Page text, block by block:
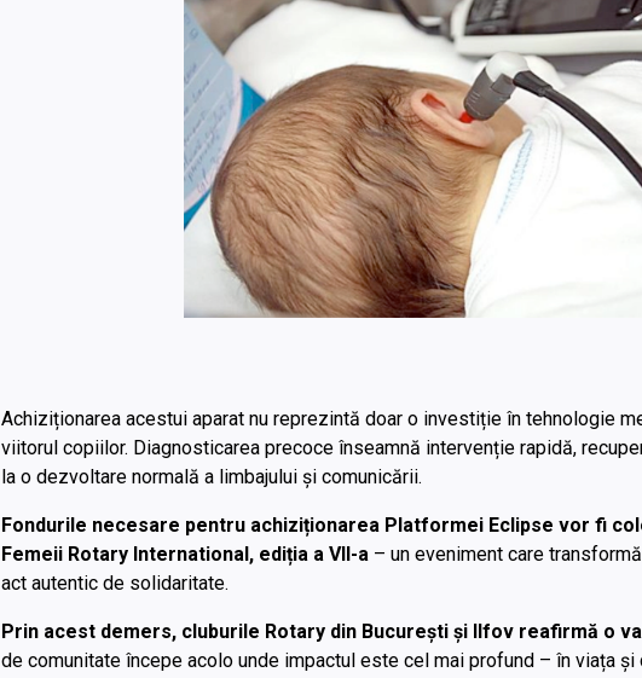
Achiziționarea acestui aparat nu reprezintă doar o investiție în tehnologie
viitorul copiilor. Diagnosticarea precoce înseamnă intervenție rapidă,
la o dezvoltare normală a limbajului și comunicării.
Fondurile necesare pentru achiziționarea Platformei Eclipse vor fi
Femeii Rotary International, ediția a VII-a– un eveniment care
act autentic de solidaritate.
Prin acest demers, cluburile Rotary din București și Ilfov reafirmă o
de comunitate începe acolo unde impactul este cel mai profund – în viața și